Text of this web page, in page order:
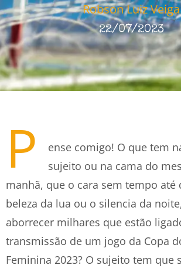
Robson Luiz Veiga
22/07/2023
P
ense comigo! O que tem
sujeito ou na cama do
manhã, que o cara sem tempo até
beleza da lua ou o silencia da
aborrecer milhares que estão
transmissão de um jogo da Copa
Feminina 2023? O sujeito tem que